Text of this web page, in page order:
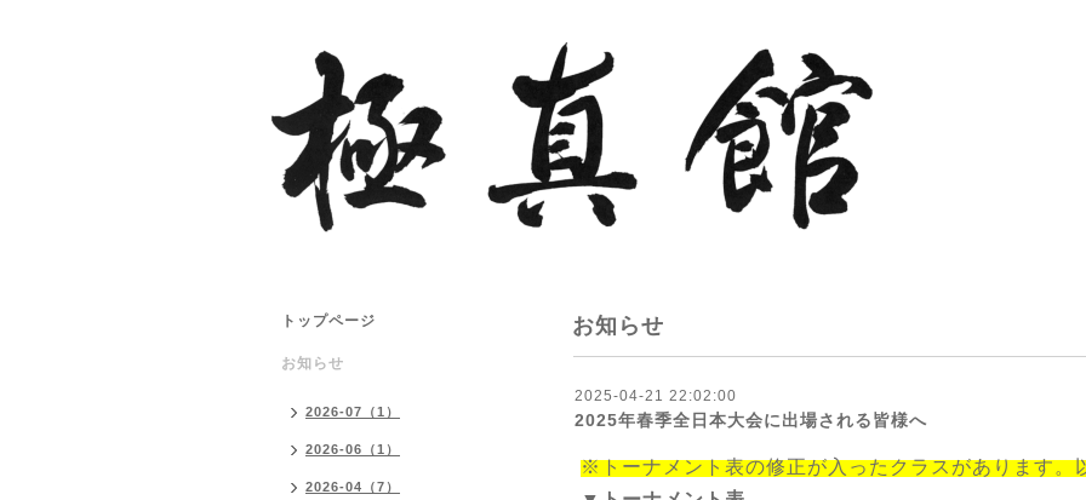
お知らせ
2025-04-21 22:02:00
2025年春季全日本大会に出場される皆様へ
※トーナメント表の修正が入ったクラスがあります。
トップページ
お知らせ
2026-07（1）
2026-06（1）
2026-04（7）